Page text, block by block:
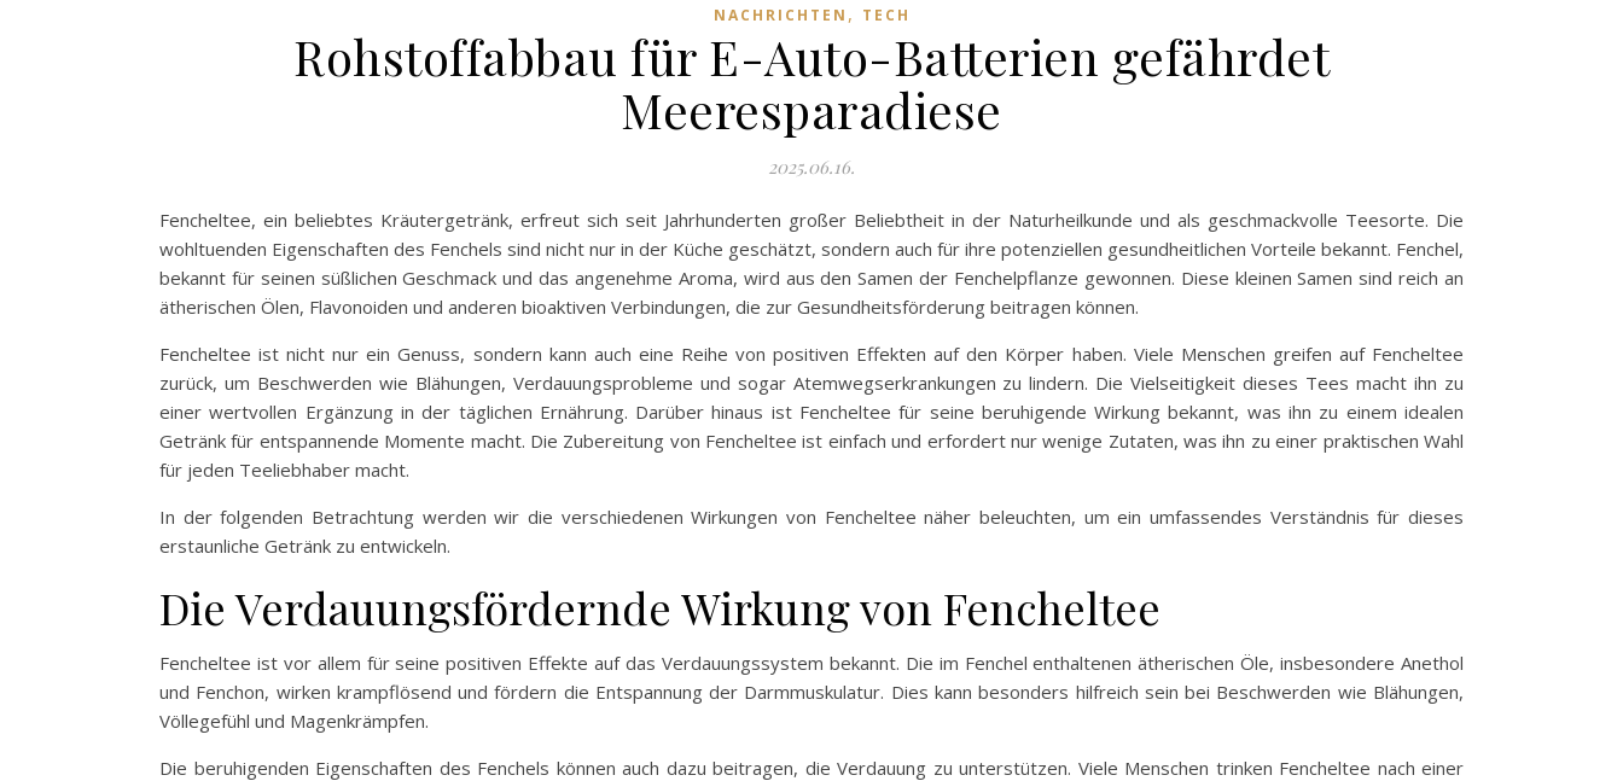
NACHRICHTEN , TECH
Rohstoffabbau für E-Auto-Batterien gefährdet
Meeresparadiese
2025.06.16.
Fencheltee, ein beliebtes Kräutergetränk, erfreut sich seit Jahrhunderten großer Beliebtheit in der Naturheilkunde und als geschmackvolle Teesorte. Die
wohltuenden Eigenschaften des Fenchels sind nicht nur in der Küche geschätzt, sondern auch für ihre potenziellen gesundheitlichen Vorteile bekannt. Fenchel,
bekannt für seinen süßlichen Geschmack und das angenehme Aroma, wird aus den Samen der Fenchelpflanze gewonnen. Diese kleinen Samen sind reich an
ätherischen Ölen, Flavonoiden und anderen bioaktiven Verbindungen, die zur Gesundheitsförderung beitragen können.
Fencheltee ist nicht nur ein Genuss, sondern kann auch eine Reihe von positiven Effekten auf den Körper haben. Viele Menschen greifen auf Fencheltee
zurück, um Beschwerden wie Blähungen, Verdauungsprobleme und sogar Atemwegserkrankungen zu lindern. Die Vielseitigkeit dieses Tees macht ihn zu
einer wertvollen Ergänzung in der täglichen Ernährung. Darüber hinaus ist Fencheltee für seine beruhigende Wirkung bekannt, was ihn zu einem idealen
Getränk für entspannende Momente macht. Die Zubereitung von Fencheltee ist einfach und erfordert nur wenige Zutaten, was ihn zu einer praktischen Wahl
für jeden Teeliebhaber macht.
In der folgenden Betrachtung werden wir die verschiedenen Wirkungen von Fencheltee näher beleuchten, um ein umfassendes Verständnis für dieses
erstaunliche Getränk zu entwickeln.
Die Verdauungsfördernde Wirkung von Fencheltee
Fencheltee ist vor allem für seine positiven Effekte auf das Verdauungssystem bekannt. Die im Fenchel enthaltenen ätherischen Öle, insbesondere Anethol
und Fenchon, wirken krampflösend und fördern die Entspannung der Darmmuskulatur. Dies kann besonders hilfreich sein bei Beschwerden wie Blähungen,
Völlegefühl und Magenkrämpfen.
Die beruhigenden Eigenschaften des Fenchels können auch dazu beitragen, die Verdauung zu unterstützen. Viele Menschen trinken Fencheltee nach einer